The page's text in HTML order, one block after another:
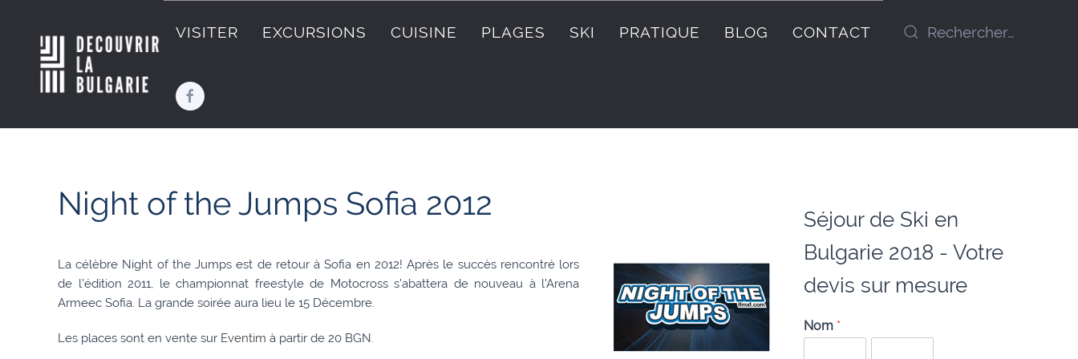
VISITER EXCURSIONS CUISINE PLAGES SKI PRATIQUE BLOG CONTACT
Night of the Jumps Sofia 2012
La célèbre Night of the Jumps est de retour à Sofia en 2012! Après le succès rencontré lors
de l’édition 2011, le championnat freestyle de Motocross s’abattera de nouveau à l’Arena
Armeec Sofia. La grande soirée aura lieu le 15 Décembre.
Les places sont en vente sur Eventim à partir de 20 BGN.
Séjour de Ski en
Bulgarie 2018 - Votre
devis sur mesure
Nom *